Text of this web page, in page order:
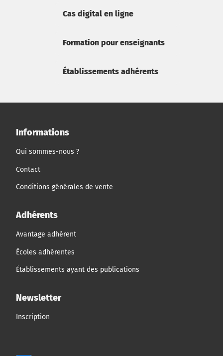
Cas digital en ligne
Formation pour enseignants
Établissements adhérents
Informations
Qui sommes-nous ?
Contact
Conditions générales de vente
Adhérents
Avantage adhérent
Écoles adhérentes
Établissements ayant des publications
Newsletter
Inscription